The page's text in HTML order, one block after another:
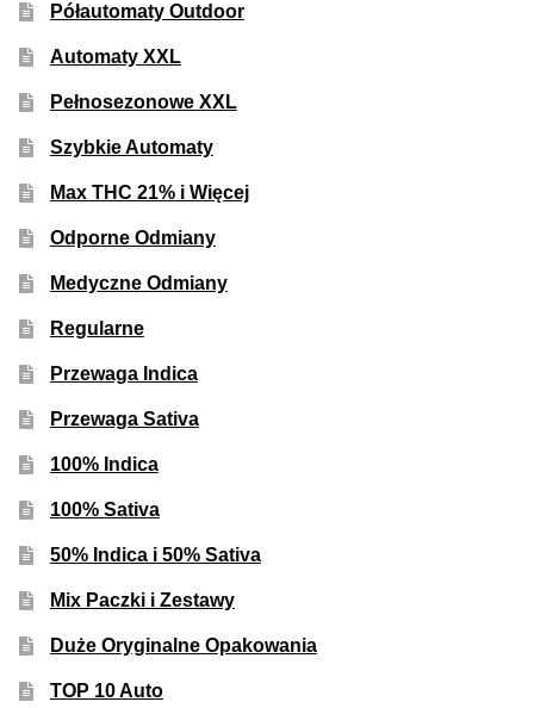
TOP 10 Auto
TOP 10 Indoor
Producenci Nasion
Inne Akcesoria
Informacje
GRATIS
Harmonogram Outdoor
Półautomaty Outdoor
Automaty XXL
Pełnosezonowe XXL
Szybkie Automaty
Max THC 21% i Więcej
Odporne Odmiany
Medyczne Odmiany
Regularne
Przewaga Indica
Przewaga Sativa
100% Indica
100% Sativa
50% Indica i 50% Sativa
Mix Paczki i Zestawy
Duże Oryginalne Opakowania
TOP 10 Auto